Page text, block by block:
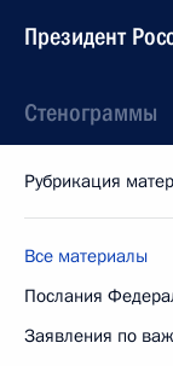
Президент
Стенограммы
Рубрикация
Все материалы
Послания
Заявления по